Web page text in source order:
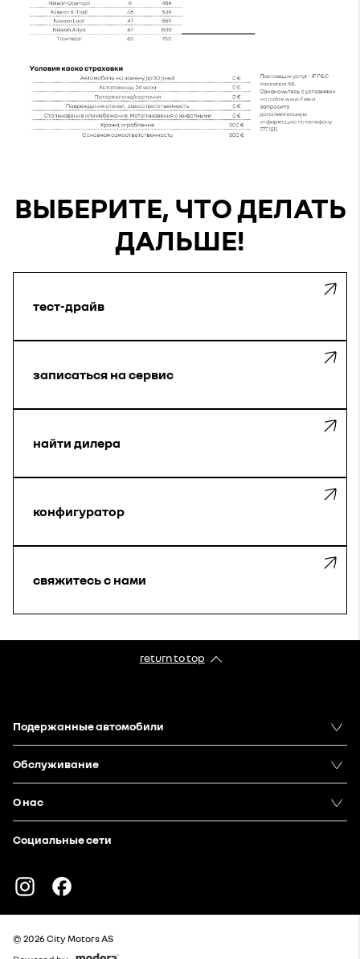
ВЫБЕРИТЕ, ЧТО ДЕЛАТЬ
ДАЛЬШЕ!
тест-драйв
записаться на сервис
найти дилера
конфигуратор
свяжитесь с нами
return to top
Подержанныe автомобили
Oбслуживание
О нас
Социальные сети
Instagram
© 2026 City Motors AS